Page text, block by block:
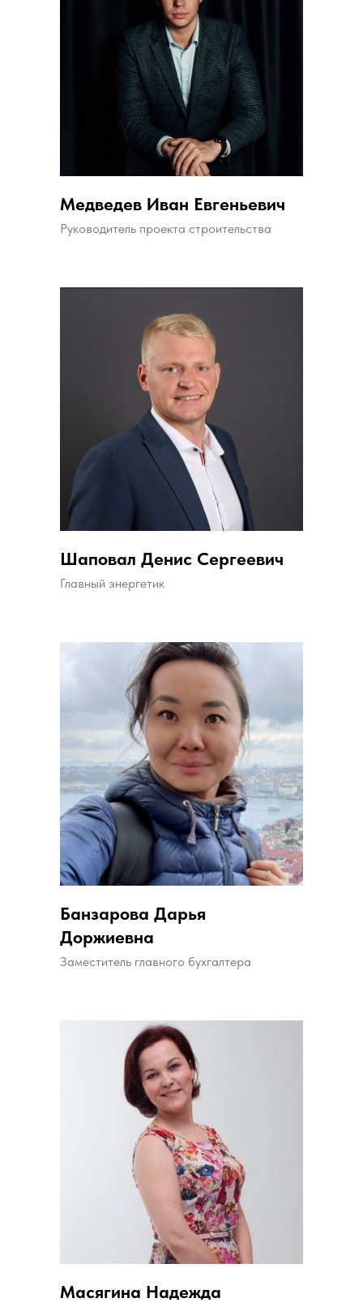
Медведев Иван Евгеньевич
Руководитель проекта строительства
Шаповал Денис Сергеевич
Главный энергетик
Банзарова Дарья
Доржиевна
Заместитель главного бухгалтера
Масягина Надежда